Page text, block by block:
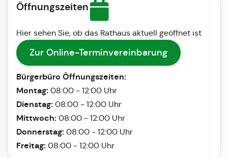
Öffnungszeiten
Hier sehen Sie, ob das Rathaus aktuell geöffnet ist
Zur Online-Terminvereinbarung
Bürgerbüro Öffnungszeiten:
Montag: 08:00 - 12:00 Uhr
Dienstag: 08:00 - 12:00 Uhr
Mittwoch: 08:00 - 12:00 Uhr
Donnerstag: 08:00 - 12:00 Uhr
Freitag: 08:00 - 12:00 Uhr